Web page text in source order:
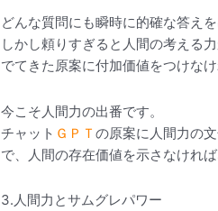
どんな質問にも瞬時に的確な答え
しかし頼りすぎると人間の考える力
でてきた原案に付加価値をつけなけ
今こそ人間力の出番です。
チャット ＧＰＴ の原案に人間力の
で、人間の存在価値を示さなければ
3.人間力とサムグレパワー